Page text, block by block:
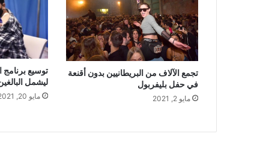
تجمع الآلاف من البريطانيين بدون أقنعة
في حفل بليفربول
مايو 2, 2021
توسيع برنامج
ليشمل البالغين
مايو 20, 2021